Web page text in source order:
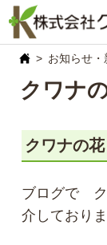
お知らせ・
クワナ
クワナの
ブログで ク
介しておりま